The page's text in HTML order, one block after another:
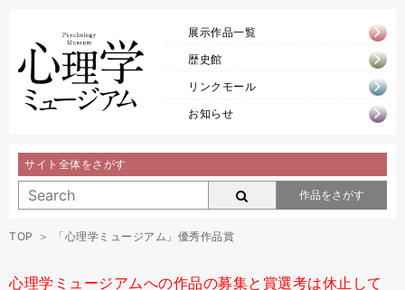
展示作品一覧
歴史館
リンクモール
お知らせ
サイト全体をさがす
作品をさがす
TOP 「心理学ミュージアム」優秀作品賞
心理学ミュージアムへの作品の募集と賞選考は休止して